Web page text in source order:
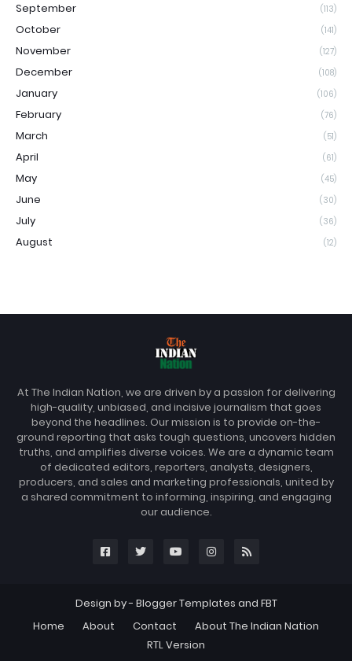
September (113)
October (141)
November (127)
December (108)
January (106)
February (76)
March (51)
April (61)
May (45)
June (30)
July (36)
August (12)
At The Indian Nation, we are driven by a passion for delivering
high-quality, unbiased, and incisive journalism that goes
beyond the headlines. Our mission is to provide on-the-
ground reporting that asks tough questions, uncovers hidden
truths, and amplifies diverse voices. We are a dynamic team
of dedicated editors, reporters, analysts, designers,
producers, and sales and marketing professionals, united by
a shared commitment to informing, inspiring, and engaging
our audience.
Design by - Blogger Templates and FBT
Home
About Contact
About The Indian Nation
RTL Version